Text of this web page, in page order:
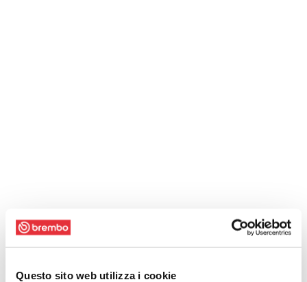
Questo sito web utilizza i cookie